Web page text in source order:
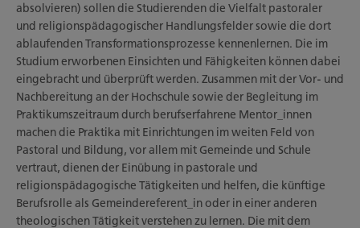
absolvieren) sollen die Studierenden die Vielfalt pastoraler
und religionspädagogischer Handlungsfelder sowie die dort
ablaufenden Transformationsprozesse kennenlernen. Die im
Studium erworbenen Einsichten und Fähigkeiten können dabei
eingebracht und überprüft werden. Zusammen mit der Vor- und
Nachbereitung an der Hochschule sowie der Begleitung im
Praktikumszeitraum durch berufserfahrene Mentor_innen
machen die Praktika mit Einrichtungen im weiten Feld von
Pastoral und Bildung, vor allem mit Gemeinde und Schule
vertraut, dienen der Einübung in pastorale und
religionspädagogische Tätigkeiten und helfen, die künftige
Berufsrolle als Gemeindereferent_in oder in einer anderen
theologischen Tätigkeit verstehen zu lernen. Die mit dem